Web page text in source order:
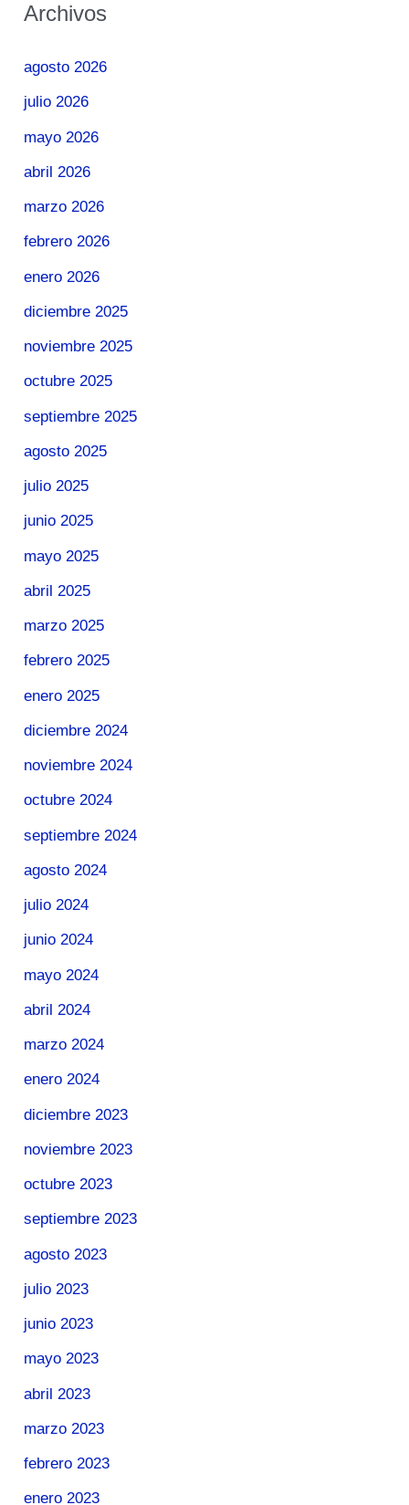
Archivos
agosto 2026
julio 2026
mayo 2026
abril 2026
marzo 2026
febrero 2026
enero 2026
diciembre 2025
noviembre 2025
octubre 2025
septiembre 2025
agosto 2025
julio 2025
junio 2025
mayo 2025
abril 2025
marzo 2025
febrero 2025
enero 2025
diciembre 2024
noviembre 2024
octubre 2024
septiembre 2024
agosto 2024
julio 2024
junio 2024
mayo 2024
abril 2024
marzo 2024
enero 2024
diciembre 2023
noviembre 2023
octubre 2023
septiembre 2023
agosto 2023
julio 2023
junio 2023
mayo 2023
abril 2023
marzo 2023
febrero 2023
enero 2023